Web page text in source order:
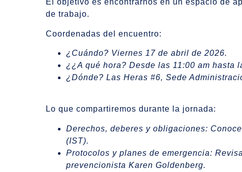
El objetivo es encontrarnos en un espacio de
de trabajo.
Coordenadas del encuentro:
¿Cuándo? Viernes 17 de abril de 2026.
¿¿A qué hora? Desde las 11:00 am hasta
¿Dónde? Las Heras #6, Sede
Lo que compartiremos durante la jornada:
Derechos, deberes y obligaciones:
(IST).
Protocolos y planes de emergencia:
prevencionista Karen Goldenberg.